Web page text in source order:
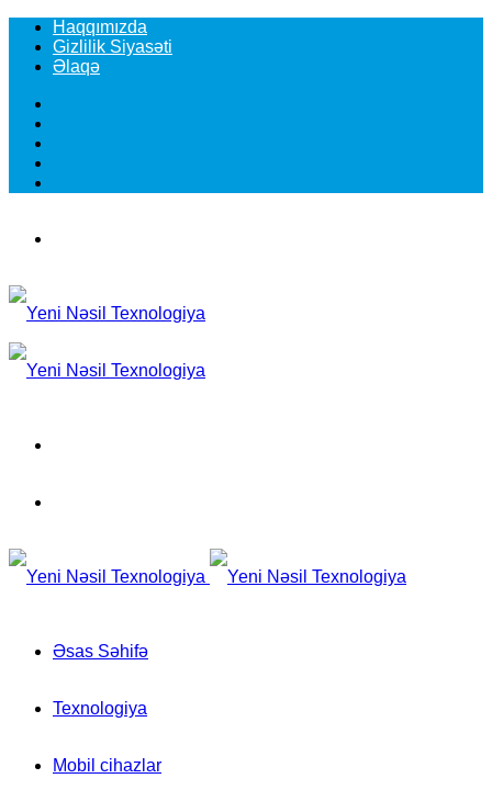
Haqqımızda
Gizlilik Siyasəti
Əlaqə
Əsas Səhifə
Texnologiya
Mobil cihazlar